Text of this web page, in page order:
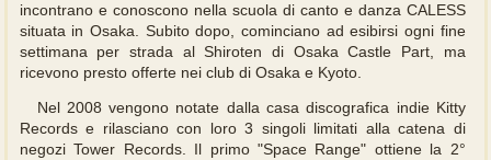
incontrano e conoscono nella scuola di canto e danza CALESS
situata in Osaka. Subito dopo, cominciano ad esibirsi ogni fine
settimana per strada al Shiroten di Osaka Castle Part, ma
ricevono presto offerte nei club di Osaka e Kyoto.
Nel 2008 vengono notate dalla casa discografica indie Kitty
Records e rilasciano con loro 3 singoli limitati alla catena di
negozi Tower Records. Il primo "Space Range" ottiene la 2°